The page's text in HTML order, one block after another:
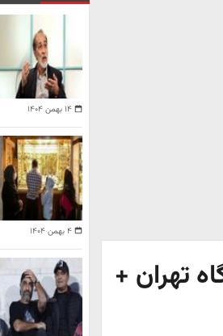
تهران +
۱۴ بهمن ۱۴۰۴
۴ بهمن ۱۴۰۴